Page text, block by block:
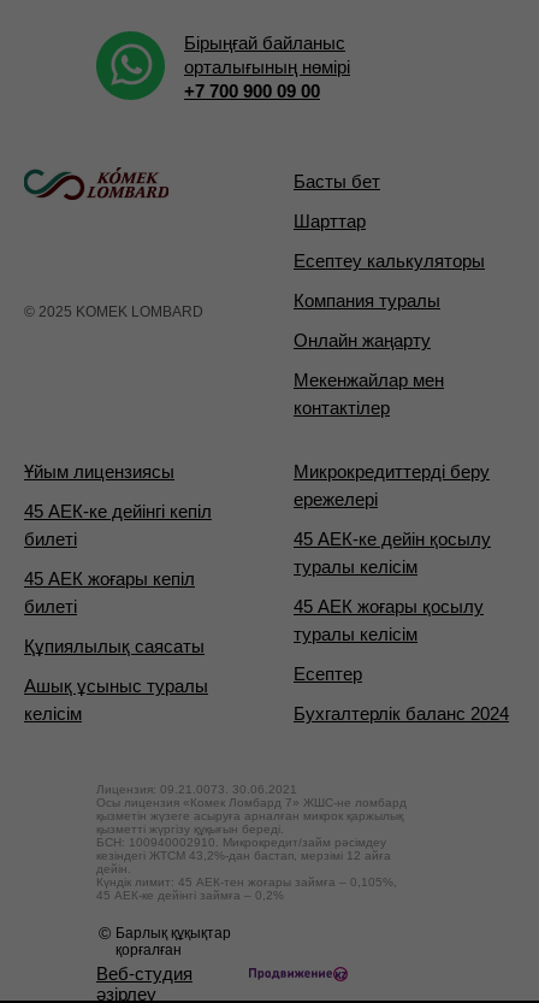
Бірыңғай байланыс
орталығының нөмірі
+7 700 900 09 00
© 2025 KOMEK LOMBARD
Басты бет
Шарттар
Есептеу калькуляторы
Компания туралы
Онлайн жаңарту
Мекенжайлар мен
контактілер
Ұйым лицензиясы
45 АЕК-ке дейінгі кепіл
билеті
45 АЕК жоғары кепіл
билеті
Құпиялылық саясаты
Ашық ұсыныс туралы
келісім
Микрокредиттерді беру
ережелері
45 АЕК-ке дейін қосылу
туралы келісім
45 АЕК жоғары қосылу
туралы келісім
Есептер
Бухгалтерлік баланс 2024
© Барлық құқықтар
қорғалған
Веб-студия
әзірлеу
Лицензия: 09.21.0073. 30.06.2021
Осы лицензия «Комек Ломбард 7» ЖШС-не ломбард
қызметін жүзеге асыруға арналған микрок қаржылық
қызметті жүргізу құқығын береді.
БСН: 100940002910. Микрокредит/займ рәсімдеу
кезіндегі ЖТСМ 43,2%-дан бастап, мерзімі 12 айға
дейін.
Күндік лимит: 45 АЕК-тен жоғары займға – 0,105%,
45 АЕК-ке дейінгі займға – 0,2%